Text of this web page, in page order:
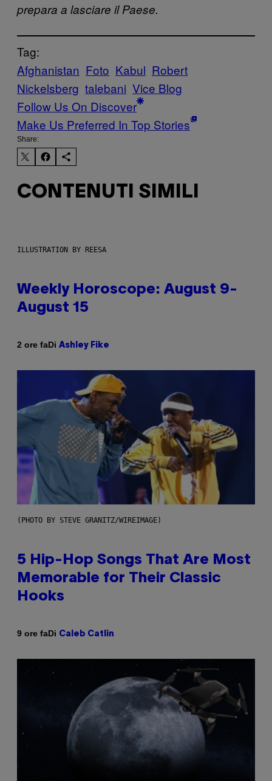
prepara a lasciare il Paese.
Tag:
Afghanistan Foto Kabul Robert
Nickelsberg talebani Vice Blog
Follow Us On Discover
Make Us Preferred In Top Stories
Share:
CONTENUTI SIMILI
ILLUSTRATION BY REESA
Weekly Horoscope: August 9-
August 15
2 ore faDi Ashley Fike
(PHOTO BY STEVE GRANITZ/WIREIMAGE)
5 Hip-Hop Songs That Are Most
Memorable for Their Classic
Hooks
9 ore faDi Caleb Catlin